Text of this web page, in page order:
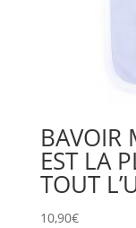
BAVOIR
EST LA
TOUT
10,90€